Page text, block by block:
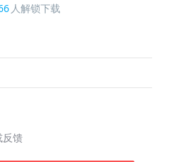
人解锁下载
反馈